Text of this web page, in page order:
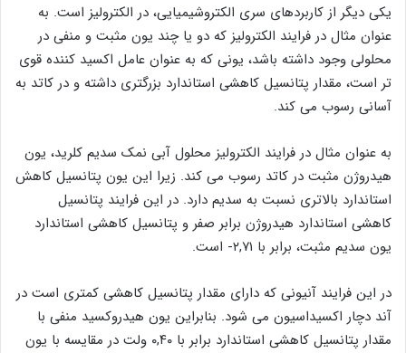
یکی دیگر از کاربردهای سری الکتروشیمیایی، در الکترولیز است. به
عنوان مثال در فرایند الکترولیز که دو یا چند یون مثبت و منفی در
محلولی وجود داشته باشد، یونی که به عنوان عامل اکسید کننده قوی
تر است، مقدار پتانسیل کاهشی استاندارد بزرگتری داشته و در کاتد به
آسانی رسوب می کند.
به عنوان مثال در فرایند الکترولیز محلول آبی نمک سدیم کلرید، یون
هیدروژن مثبت در کاتد رسوب می کند. زیرا این یون پتانسیل کاهش
استاندارد بالاتری نسبت به سدیم دارد. در این فرایند پتانسیل
کاهشی استاندارد هیدروژن برابر صفر و پتانسیل کاهشی استاندارد
یون سدیم مثبت، برابر با ۲,۷۱- است.
در این فرایند آنیونی که دارای مقدار پتانسیل کاهشی کمتری است در
آند دچار اکسیداسیون می شود. بنابراین یون هیدروکسید منفی با
مقدار پتانسیل کاهشی استاندارد برابر با ۰,۴۰ ولت در مقایسه با یون